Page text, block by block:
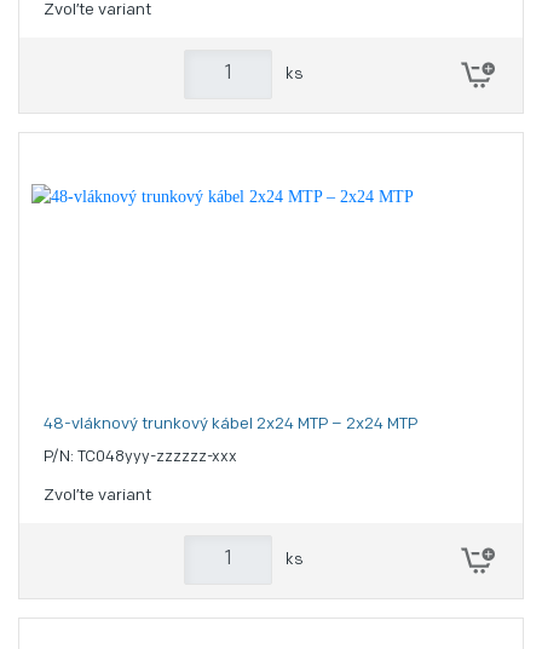
Zvoľte variant
ks
48-vláknový trunkový kábel 2x24 MTP – 2x24 MTP
P/N: TC048yyy-zzzzzz-xxx
Zvoľte variant
ks